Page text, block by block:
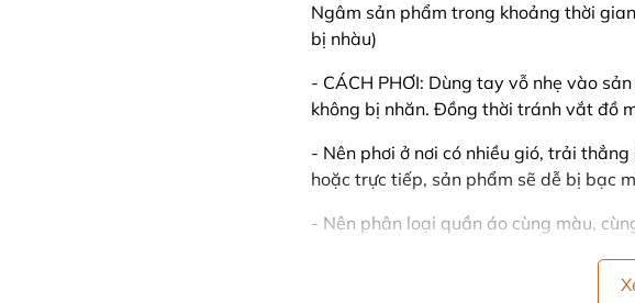
Ngâm sản phẩm trong khoảng thời
bị nhàu)
- CÁCH PHƠI: Dùng tay vỗ nhẹ vào
không bị nhăn. Đồng thời tránh vắt đồ
- Nên phơi ở nơi có nhiều gió, trải
hoặc trực tiếp, sản phẩm sẽ dễ bị bạc
- Nên phân loại quần áo cùng màu,